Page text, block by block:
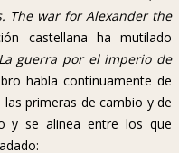
The war for Alexander the
castellana ha mutilado
La guerra por el imperio de
habla continuamente de
primeras de cambio y de
y se alinea entre los que